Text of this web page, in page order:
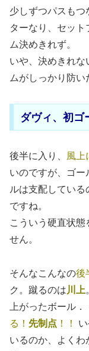
少しずつパスも
ターなり、セッ
ム決めきれず。
いや、決めきれな
ムがしっかり防い
ダヴィ、初ゴ
後半に入り、 風上
いのですが、ゴー
ルは支配している
ですね。
こういう硬直状態
せん。
そんなこんなの後
ク。蹴るのは 川上
上がったボール
る！ 先制点 ！！
いるのか、よくわ